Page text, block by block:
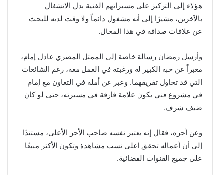
هؤلاء إلى التركيز على مسيراتهم الفنية بدل الانشغال
بالآخرين، مشيرًا إلى أنه مشغول دائماً ولا وقت لديه للبحث
عن علاقات صداقة في هذا المجال.
وأرسل رمضان رسالة خاصة إلى الممثل المصري عادل إمام،
معبراً عن حبه الكبير له ورغبته في العمل معه، رغم الشائعات
التي قد تحاول تفريقهما. وعبر عن أمله في التعاون مع إمام
في مشروع فني يكون علامة فارقة في مسيرته، حتى لو كان
ضيف شرف.
وعن أجره، فقال إنه يعتبر نفسه صاحب الأجر الأعلى، مستندًا
إلى أن أعماله تحقق أعلى نسب مشاهدة وتكون الأكثر مبيعًا
على جميع القنوات الفضائية.